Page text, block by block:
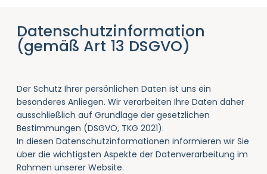
Datenschutzinformation
(gemäß Art 13 DSGVO)
Der Schutz Ihrer persönlichen Daten ist uns ein
besonderes Anliegen. Wir verarbeiten Ihre Daten daher
ausschließlich auf Grundlage der gesetzlichen
Bestimmungen (DSGVO, TKG 2021).
In diesen Datenschutzinformationen informieren wir Sie
über die wichtigsten Aspekte der Datenverarbeitung im
Rahmen unserer Website.